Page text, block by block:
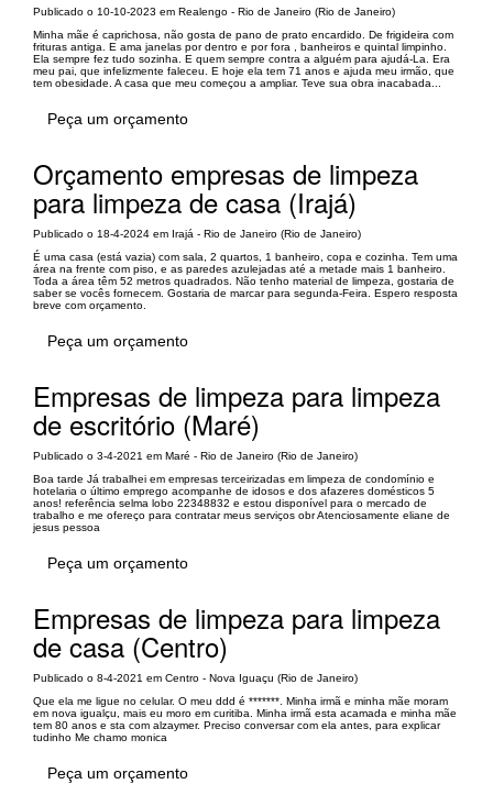
Publicado o 10-10-2023 em Realengo - Rio de Janeiro (Rio de Janeiro)
Minha mãe é caprichosa, não gosta de pano de prato encardido. De frigideira com
frituras antiga. E ama janelas por dentro e por fora , banheiros e quintal limpinho.
Ela sempre fez tudo sozinha. E quem sempre contra a alguém para ajudá-La. Era
meu pai, que infelizmente faleceu. E hoje ela tem 71 anos e ajuda meu irmão, que
tem obesidade. A casa que meu começou a ampliar. Teve sua obra inacabada...
Peça um orçamento
Orçamento empresas de limpeza
para limpeza de casa (Irajá)
Publicado o 18-4-2024 em Irajá - Rio de Janeiro (Rio de Janeiro)
É uma casa (está vazia) com sala, 2 quartos, 1 banheiro, copa e cozinha. Tem uma
área na frente com piso, e as paredes azulejadas até a metade mais 1 banheiro.
Toda a área têm 52 metros quadrados. Não tenho material de limpeza, gostaria de
saber se vocês fornecem. Gostaria de marcar para segunda-Feira. Espero resposta
breve com orçamento.
Peça um orçamento
Empresas de limpeza para limpeza
de escritório (Maré)
Publicado o 3-4-2021 em Maré - Rio de Janeiro (Rio de Janeiro)
Boa tarde Já trabalhei em empresas terceirizadas em limpeza de condomínio e
hotelaria o último emprego acompanhe de idosos e dos afazeres domésticos 5
anos! referência selma lobo 22348832 e estou disponível para o mercado de
trabalho e me ofereço para contratar meus serviços obr Atenciosamente eliane de
jesus pessoa
Peça um orçamento
Empresas de limpeza para limpeza
de casa (Centro)
Publicado o 8-4-2021 em Centro - Nova Iguaçu (Rio de Janeiro)
Que ela me ligue no celular. O meu ddd é *******. Minha irmã e minha mãe moram
em nova igualçu, mais eu moro em curitiba. Minha irmã esta acamada e minha mãe
tem 80 anos e sta com alzaymer. Preciso conversar com ela antes, para explicar
tudinho Me chamo monica
Peça um orçamento